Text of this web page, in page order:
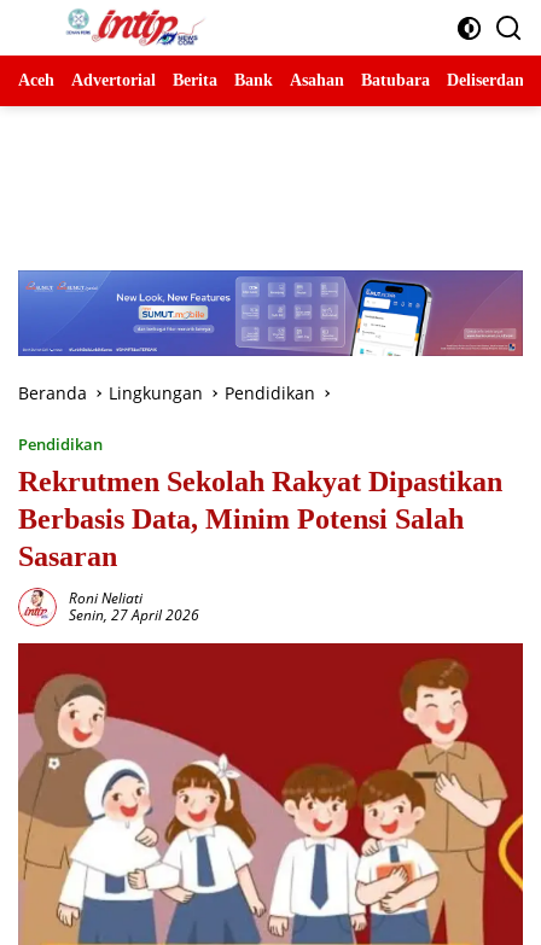
Langsung
Aceh Advertorial Berita Bank Asahan Batubara Deliserdang
Beranda Lingkungan Pendidikan
Pendidikan
Rekrutmen Sekolah Rakyat Dipastikan
Berbasis Data, Minim Potensi Salah
Sasaran
Roni Neliati
Senin, 27 April 2026